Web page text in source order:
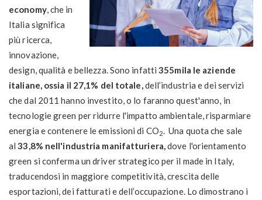
economy, che in
Italia significa
più ricerca,
innovazione,
design, qualità e bellezza. Sono infatti355mila le aziende
italiane, ossia il 27,1% del totale,dell’industria e dei servizi
che dal 2011 hanno investito, o lo faranno quest'anno, in
tecnologie green per ridurre l'impatto ambientale, risparmiare
energia e contenere le emissioni di CO2. Una quota che sale
al33,8% nell'industria manifatturiera,dove l'orientamento
green si conferma un driver strategico per il made in Italy,
traducendosi in maggiore competitività, crescita delle
esportazioni, dei fatturati e dell’occupazione. Lo dimostrano i